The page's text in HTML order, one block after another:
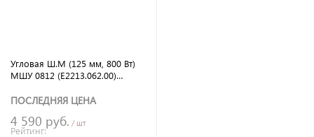
Угловая Ш.М (125 мм, 800 Вт)
МШУ 0812 (E2213.062.00)
мм, 1.6 кг) щеточный
ПОСЛЕДНЯЯ ЦЕНА
4 590 руб. / шт
Рейтинг: